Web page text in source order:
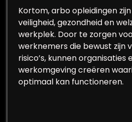
Kortom, arbo opleidingen
veiligheid, gezondheid en
werkplek. Door te zorgen
werknemers die bewust zijn
risico’s, kunnen organisaties
werkomgeving creëren
optimaal kan functioneren.